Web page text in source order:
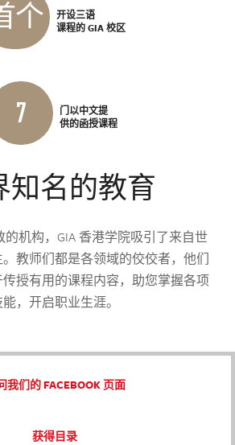
个
开设三语
课程的 GIA 校区
7
门以中文提
供的函授课程
知名的教育
机构，GIA 香港学院吸引了来自世
教师们都是各领域的佼佼者，他们
授有用的课程内容，助您掌握各项
，开启职业生涯。
我们的 FACEBOOK 页面
获得目录